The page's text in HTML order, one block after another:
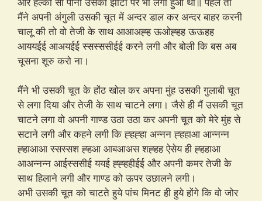
मैंने अपनी अंगुली उसकी चूत में अन्दर डाल कर अन्दर बाहर करनी
चालू की तो वो तेजी के साथ आआअह्ह ऊओह्हह ऊऊहह
आययईई आअयईई स्सस्ससीईई करने लगी और बोली कि बस अब
चूसना शूरु करो ना।
मैंने भी उसकी चूत के होंठ खोल कर अपना मुंह उसकी गुलाबी चूत
से लगा दिया और तेजी के साथ चाटने लगा। जैसे ही मैं उसकी चूत
चाटने लगा वो अपनी गाण्ड उठा उठा कर अपनी चूत को मेरे मुंह से
सटाने लगी और कहने लगी कि ह्हह्हा अन्नन ह्हहाआ आन्नन्न
ह्हाआआ स्सस्सश ह्हआ आबआअस शह्हह ऐसेय ही ह्हहाआ
आअन्नन्न आईस्ससीई ययई ह्ह्हहीईई और अपनी कमर तेजी के
साथ हिलाने लगी और गाण्ड को ऊपर उछालने लगी।
अभी उसकी चूत को चाटते हुये पांच मिनट ही हुये होंगे कि वो जोर